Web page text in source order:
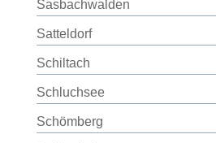
Sasbachwalden
Satteldorf
Schiltach
Schluchsee
Schömberg